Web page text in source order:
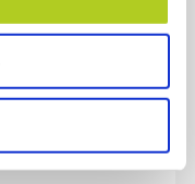
käsitellään ja miten
vain
on